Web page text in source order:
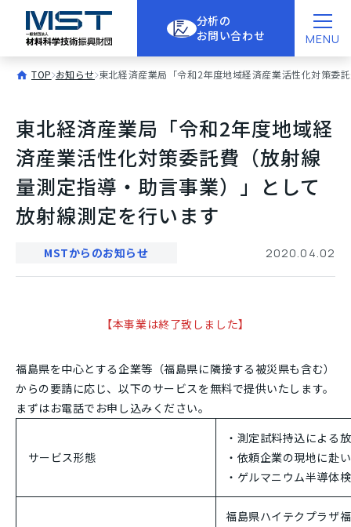
MENU
分析の
お問い合わせ
TOP お知らせ 東北経済産業局「令和2年度地域経済産業活性化対策委
東北経済産業局「令和2年度地域経
済産業活性化対策委託費（放射線
量測定指導・助言事業）」として
放射線測定を行います
MSTからのお知らせ 2020.04.02
【本事業は終了致しました】
福島県を中心とする企業等（福島県に隣接する被災県も含む）
からの要請に応じ、以下のサービスを無料で提供いたします。
まずはお電話でお申し込みください。
サービス形態
・測定試料持込による
・依頼企業の現地に赴
・ゲルマニウム半導体
福島県ハイテクプラザ